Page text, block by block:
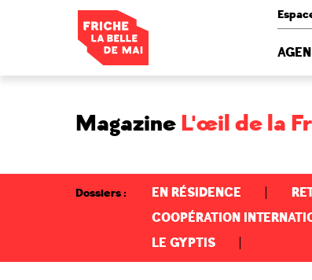
Magazine L'œil de la
Dossiers EN RÉSIDENCE
COOPÉRATION
LE GYPTIS
Panneau de gestion des cookies